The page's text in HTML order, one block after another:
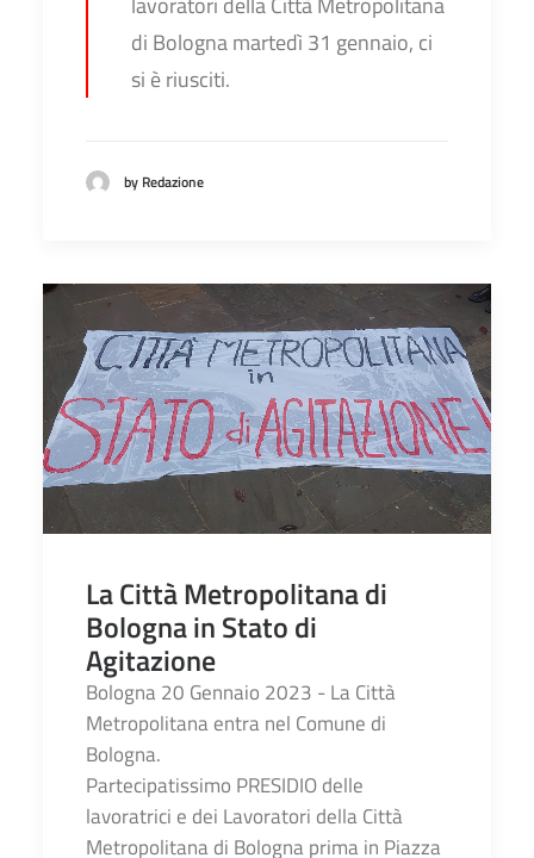
di Bologna martedì 31 gennaio, ci
si è riusciti.
by Redazione
La Città Metropolitana di
Bologna in Stato di
Agitazione
Bologna 20 Gennaio 2023 - La Città
Metropolitana entra nel Comune di
Bologna.
Partecipatissimo PRESIDIO delle
lavoratrici e dei Lavoratori della Città
Metropolitana di Bologna prima in Piazza